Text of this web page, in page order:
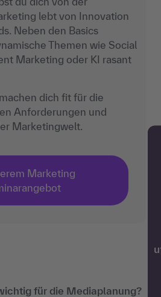
lebt von Innovation
Neben den Basics
Themen wie Social
Marketing oder KI rasant
dich fit für die
Anforderungen und
Marketingwelt.
Marketing
für die Mediaplanung?